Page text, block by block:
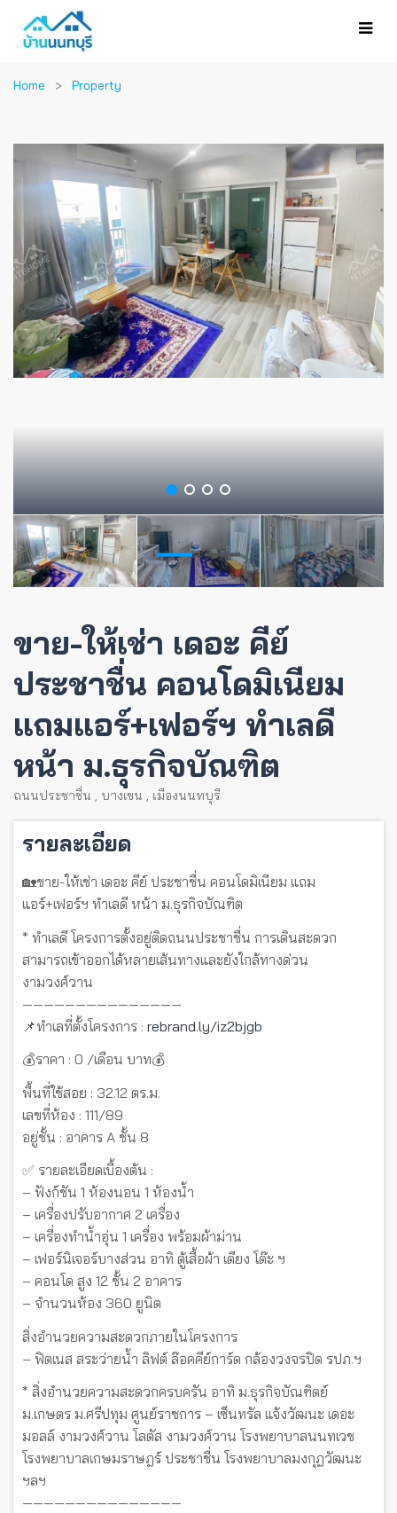
Home Property
ขาย-ให้เช่า เดอะ คีย์
ประชาชื่น คอนโดมิเนียม
แถมแอร์+เฟอร์ฯ ทำเลดี
หน้า ม.ธุรกิจบัณฑิต
ถนนประชาชื่น , บางเขน , เมืองนนทบุรี
รายละเอียด
🏡ขาย-ให้เช่า เดอะ คีย์ ประชาชื่น คอนโดมิเนียม แถม
แอร์+เฟอร์ฯ ทำเลดี หน้า ม.ธุรกิจบัณฑิต
* ทำเลดี โครงการตั้งอยู่ติดถนนประชาชื่น การเดินสะดวก
สามารถเข้าออกได้หลายเส้นทางและยังใกล้ทางด่วน
งามวงศ์วาน
———————————————
📌ทำเลที่ตั้งโครงการ : rebrand.ly/iz2bjgb
💰ราคา : 0 /เดือน บาท💰
พื้นที่ใช้สอย : 32.12 ตร.ม.
เลขที่ห้อง : 111/89
อยู่ชั้น : อาคาร A ชั้น 8
✅ รายละเอียดเบื้องต้น :
– ฟังก์ชัน 1 ห้องนอน 1 ห้องน้ำ
– เครื่องปรับอากาศ 2 เครื่อง
– เครื่องทำน้ำอุ่น 1 เครื่อง พร้อมผ้าม่าน
– เฟอร์นิเจอร์บางส่วน อาทิ ตู้เสื้อผ้า เตียง โต๊ะ ฯ
– คอนโด สูง 12 ชั้น 2 อาคาร
– จำนวนห้อง 360 ยูนิต
สิ่งอำนวยความสะดวกภายในโครงการ
– ฟิตเนส สระว่ายน้ำ ลิฟต์ ล๊อคคีย์การ์ด กล้องวงจรปิด รปภ.ฯ
* สิ่งอำนวยความสะดวกครบครัน อาทิ ม.ธุรกิจบัณฑิตย์
ม.เกษตร ม.ศรีปทุม ศูนย์ราชการ – เซ็นทรัล แจ้งวัฒนะ เดอะ
มอลล์ งามวงศ์วาน โลตัส งามวงศ์วาน โรงพยาบาลนนทเวช
โรงพยาบาลเกษมราษฎร์ ประชาชื่น โรงพยาบาลมงกุฎวัฒนะ
ฯลฯ
———————————————